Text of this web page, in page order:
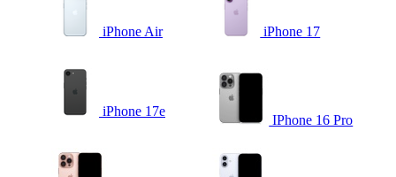
iPhone Air iPhone 17
iPhone 17e
IPhone 16 Pro